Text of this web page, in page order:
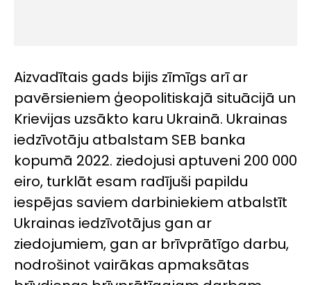
Aizvadītais gads bijis zīmīgs arī ar
pavērsieniem ģeopolitiskajā situācijā un
Krievijas uzsākto karu Ukrainā. Ukrainas
iedzīvotāju atbalstam SEB banka
kopumā 2022. ziedojusi aptuveni 200 000
eiro, turklāt esam radījuši papildu
iespējas saviem darbiniekiem atbalstīt
Ukrainas iedzīvotājus gan ar
ziedojumiem, gan ar brīvprātīgo darbu,
nodrošinot vairākas apmaksātas